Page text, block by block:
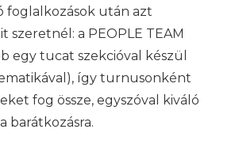
után azt
szeretnél: a PEOPLE TEAM
egy tucat szekcióval készül
így turnusonként
fog össze, egyszóval kiváló
barátkozásra.